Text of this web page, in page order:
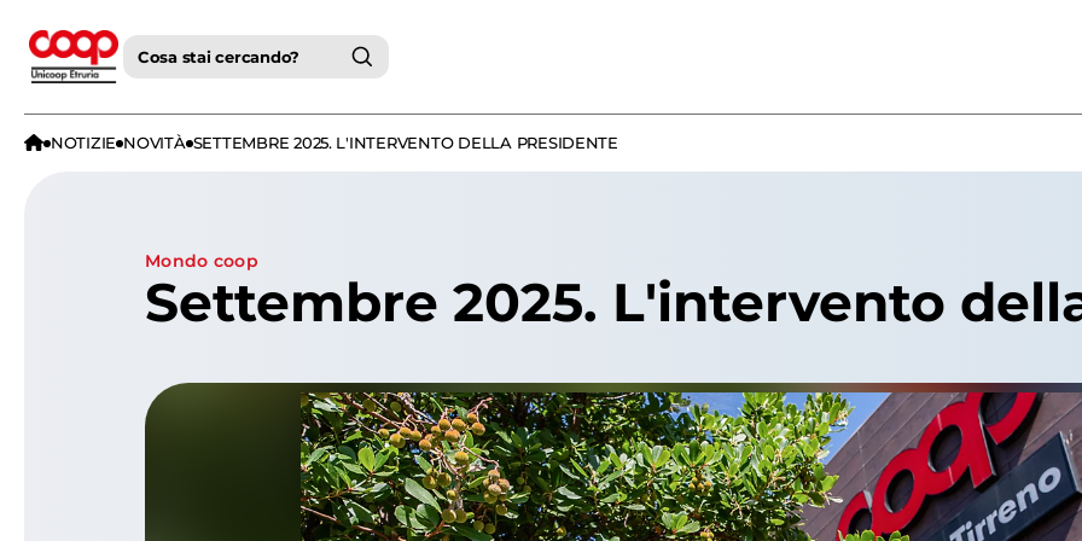
Cosa stai cercando?
NOTIZIE NOVITÀ SETTEMBRE 2025. L'INTERVENTO DELLA PRESIDENTE
mondo coop
Settembre 2025. L'intervento